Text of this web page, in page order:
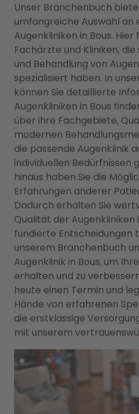
Unser Branchenbuch
umfangreiche Auswahl an
Augenkliniken in Bous.
Fachärzte und Kliniken,
und Behandlung von
spezialisiert haben. In
können Sie detaillierte
Augenkliniken in Bous
über ihre Fachgebiete,
modernen
die passende Augenklinik
individuellen Bedürfnissen
hinaus haben Sie die
Erfahrungen anderer
Dadurch erhalten Sie
Qualität der Augenkliniken
fundierte Entscheidungen
unserem Branchenbuch
Augenklinik in Bous, um
erhalten und zu
heute einen Termin und
Hände von erfahrenen
die erstklassige
mit unserem